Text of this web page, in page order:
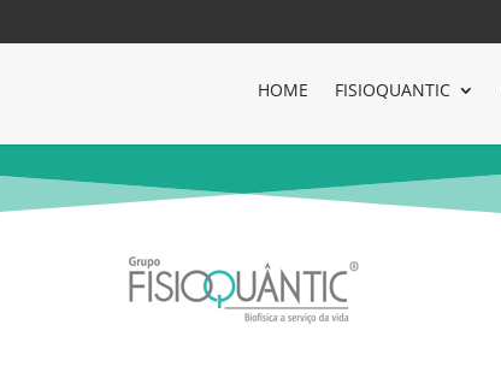
HOME FISIOQUANTIC